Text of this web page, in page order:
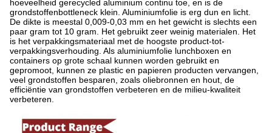
hoeveelheid gerecycled aluminium continu toe, en is de
grondstoffenbottleneck klein. Aluminiumfolie is erg dun en licht.
De dikte is meestal 0,009-0,03 mm en het gewicht is slechts een
paar gram tot 10 gram. Het gebruikt zeer weinig materialen. Het
is het verpakkingsmateriaal met de hoogste product-tot-
verpakkingsverhouding. Als aluminiumfolie lunchboxen en
containers op grote schaal kunnen worden gebruikt en
gepromoot, kunnen ze plastic en papieren producten vervangen,
veel grondstoffen besparen, zoals oliebronnen en hout, de
efficiëntie van grondstoffen verbeteren en de milieu-kwaliteit
verbeteren.